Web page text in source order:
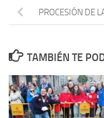
PROCESIÓN DE
TAMBIÉN TE